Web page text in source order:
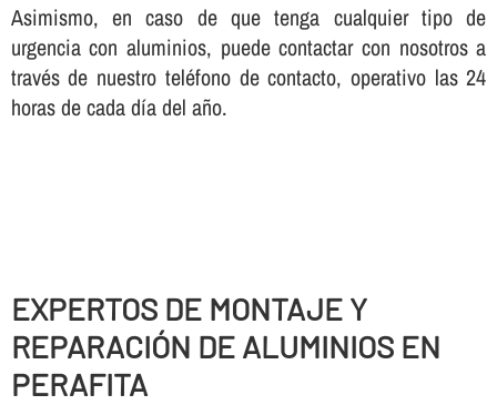
Asimismo, en caso de que tenga cualquier tipo de
urgencia con aluminios, puede contactar con nosotros a
través de nuestro teléfono de contacto, operativo las 24
horas de cada dí­a del año.
EXPERTOS DE MONTAJE Y
REPARACIÓN DE ALUMINIOS EN
PERAFITA